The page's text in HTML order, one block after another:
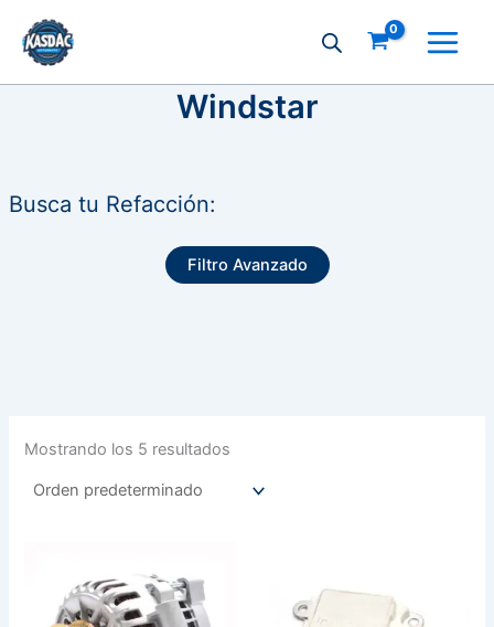
contenido
Windstar
Busca tu Refacción:
Filtro Avanzado
Mostrando los 5 resultados